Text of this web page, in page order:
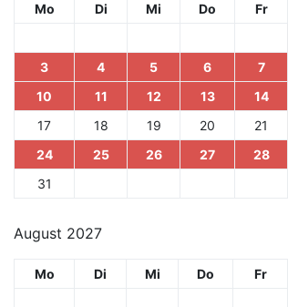
Mo Di Mi Do Fr
3
4 5 6 7
10
11 12 13 14
17
18 19 20 21
24
25 26 27 28
31
August 2027
Mo Di Mi Do Fr